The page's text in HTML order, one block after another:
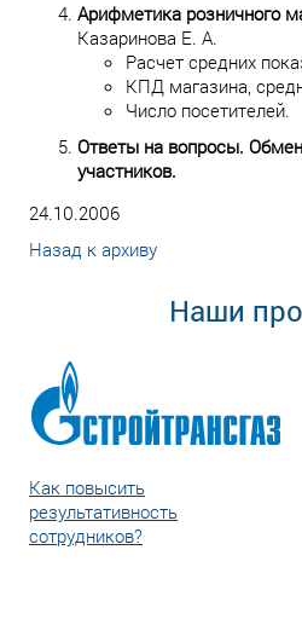
Арифметика розничного
Казаринова Е. А.
Расчет средних
КПД магазина,
Число посетителей.
Ответы на вопросы.
участников.
24.10.2006
Назад к архиву
Наши
Как повысить
результативность
сотрудников?